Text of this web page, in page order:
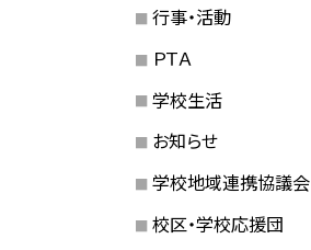
行事・活動
ＰＴＡ
学校生活
お知らせ
学校地域連携協議会
校区・学校応援団